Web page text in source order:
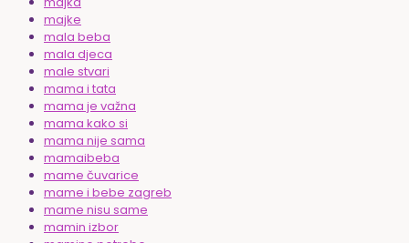
majke
mala beba
mala djeca
male stvari
mama i tata
mama je važna
mama kako si
mama nije sama
mamaibeba
mame čuvarice
mame i bebe zagreb
mame nisu same
mamin izbor